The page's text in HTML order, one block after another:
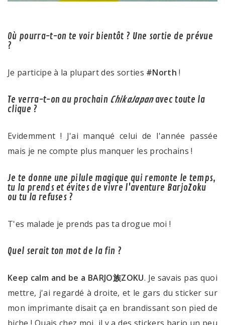
Où pourra-t-on te voir bientôt ? Une sortie de prévue
?
Je participe à la plupart des sorties #North !
Te verra-t-on au prochain ChikaJapanavec toute la
clique ?
Evidemment ! J'ai manqué celui de l'année passée
mais je ne compte plus manquer les prochains !
Je te donne une pilule magique qui remonte le temps,
tu la prends et évites de vivre l'aventure BarjoZoku
ou tu la refuses ?
T'es malade je prends pas ta drogue moi !
Quel serait ton mot de la fin ?
Keep calm and be a BARJO族ZOKU. Je savais pas quoi
mettre, j'ai regardé à droite, et le gars du sticker sur
mon imprimante disait ça en brandissant son pied de